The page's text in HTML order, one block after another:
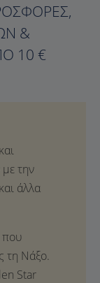
&
10 €
την
άλλα
που
τη Νάξο.
Star